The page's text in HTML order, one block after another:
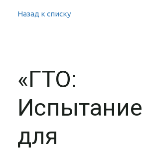
Назад к списку
«ГТО:
Испытание
для